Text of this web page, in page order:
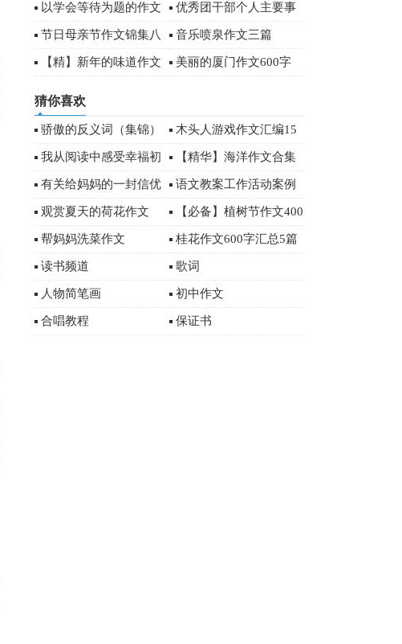
以学会等待为题的作文
（精选13篇）
优秀团干部个人主要事
迹（精选7篇）
节日母亲节作文锦集八
篇
音乐喷泉作文三篇
【精】新年的味道作文 美丽的厦门作文600字
猜你喜欢
骄傲的反义词（集锦） 木头人游戏作文汇编15
篇
我从阅读中感受幸福初
三作文3篇
【精华】海洋作文合集
十篇
有关给妈妈的一封信优
秀作文合集七篇
语文教案工作活动案例
观赏夏天的荷花作文 【必备】植树节作文400
字汇编5篇
帮妈妈洗菜作文 桂花作文600字汇总5篇
读书频道 歌词
人物简笔画 初中作文
合唱教程 保证书